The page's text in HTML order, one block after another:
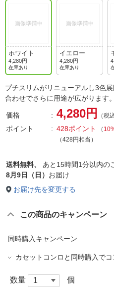
ホワイト
4,280円
在庫あり
イエロー
4,280円
在庫あり
プチスリムがリニューアルし3色
合わせでさらに用途が広がりま
価格 4,280円 （税
ポイント 428ポイント （
（428円相当）
送料無料、 あと 15時間1分以内の
8月9日（日） お届け
お届け先を変更する
この商品のキャンペーン
同時購入キャンペーン
カセットコンロと同時購入で
数量 個